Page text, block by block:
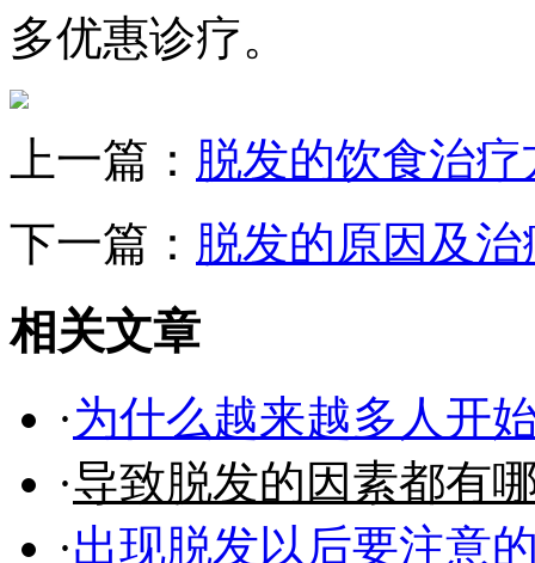
多优惠诊疗。
上一篇： 脱发的饮食治疗
下一篇： 脱发的原因及
相关文章
·为什么越来越多人开
·导致脱发的因素都有
·出现脱发以后要注意